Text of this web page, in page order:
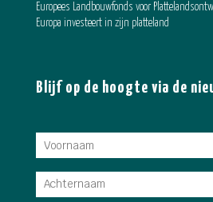
Europees Landbouwfonds voor
Europa investeert in zijn platteland
Blijf op de hoogte via de